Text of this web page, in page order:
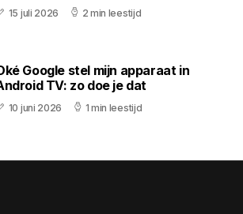
15 juli 2026 2 min leestijd
Google stel mijn apparaat in
TV: zo doe je dat
10 juni 2026 1 min leestijd